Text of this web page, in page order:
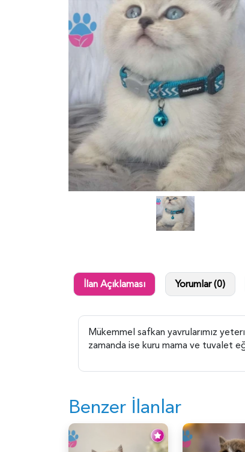
İlan Açıklaması Yorumlar (0)
Mükemmel safkan yavrularımız
zamanda ise kuru mama ve tuvalet
Benzer İlanlar